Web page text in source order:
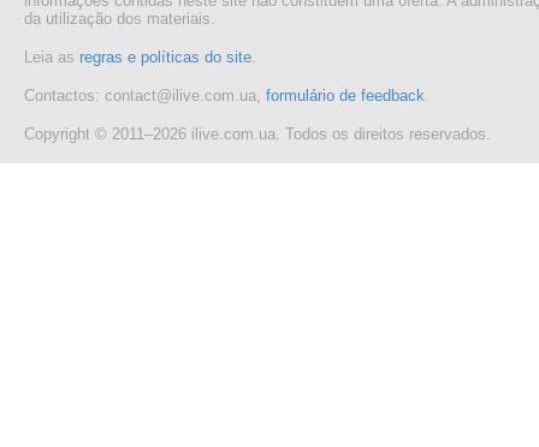
da utilização dos materiais.
Leia as regras e políticas do site
Contactos: contact@ilive.com.ua, formulário de feedback
Copyright © 2011–2026 ilive.com.ua. Todos os direitos reservados.